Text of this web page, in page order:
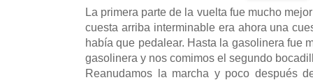
La primera parte de la vuelta fue mucho
cuesta arriba interminable era ahora una
había que pedalear. Hasta la gasolinera fue
gasolinera y nos comimos el segundo
Reanudamos la marcha y poco después